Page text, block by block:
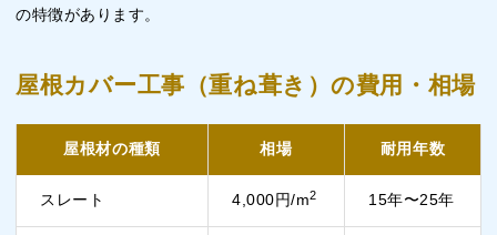
の特徴があります。
屋根カバー工事（重ね葺き）の費用・相場
屋根材の種類 相場 耐用年数
スレート 4,000円/m2 15年〜25年